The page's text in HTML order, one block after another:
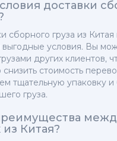
доставки
сборного груза из
условия. Вы
других клиентов,
снизить стоимость
тщательную упаковку
груза.
из Китая?